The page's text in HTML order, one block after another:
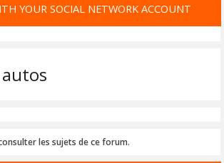
YOUR SOCIAL NETWORK ACCOUNT
les sujets de ce forum.